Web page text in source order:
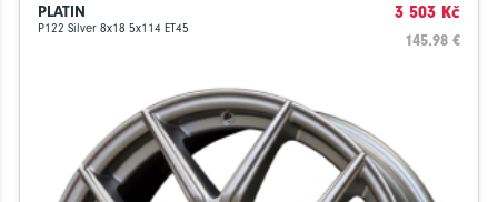
PLATIN
P122 Silver 8x18 5x114 ET45
3 503 Kč
145.98 €